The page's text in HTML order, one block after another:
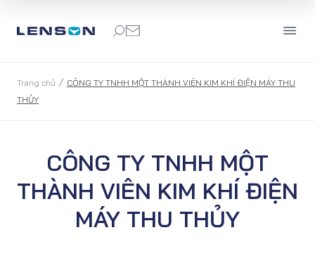
Trang chủ / CÔNG TY TNHH MỘT THÀNH VIÊN KIM KHÍ ĐIỆN MÁY THU
THỦY
CÔNG TY TNHH MỘT
THÀNH VIÊN KIM KHÍ ĐIỆN
MÁY THU THỦY